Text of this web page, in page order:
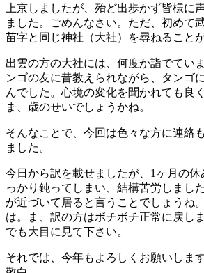
上京しましたが、殆ど出歩かず皆様に
ました。ごめんなさい。ただ、初めて
苗字と同じ神社（大社）を尋ねること
出雲の方の大社には、何度か詣でてい
ンゴの友に昔教えられながら、タンゴ
んでした。心境の変化を聞かれても良
ま、歳のせいでしょうかね。
そんなことで、今回は色々な方に連絡
ました。
今日から訳を載せましたが、1ヶ月の
っかり鈍ってしまい、結構苦労しまし
が近づいて居ると言うことでしょうね
は。ま、訳の方はボチボチ正常に戻し
でも大目に見て下さい。
それでは、今年もよろしくお願い